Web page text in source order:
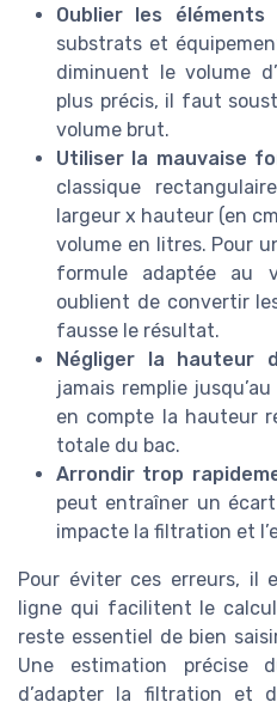
Oublier les éléments
substrats et
diminuent le volume
plus précis, il faut
volume brut.
Utiliser la mauvaise
classique
largeur x hauteur (en
volume en litres. Pour
formule adaptée au
oublient de convertir
fausse le résultat.
Négliger la hauteur
jamais remplie
en compte la hauteur
totale du bac.
Arrondir trop
peut entraîner un
impacte la filtration et
Pour éviter ces erreurs, il
ligne qui facilitent le
reste essentiel de bien
Une estimation précise
d’adapter la filtration et